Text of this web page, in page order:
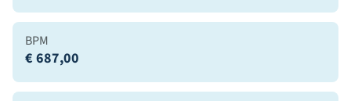
BPM
€ 687,00